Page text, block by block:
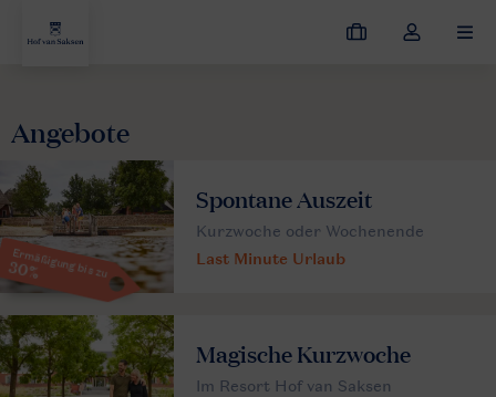
Meine
Dropdown-
Angebote
Ermäßigung bis zu
30%
Spontane Auszeit
Kurzwoche oder Wochenende
Last Minute Urlaub
Magische Kurzwoche
Im Resort Hof van Saksen